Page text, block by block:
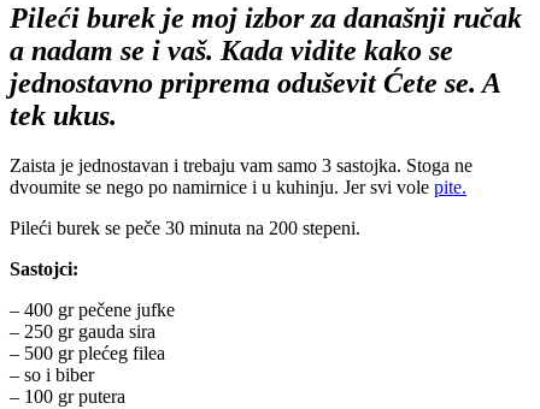
Pileći burek je moj izbor za današnji ručak
a nadam se i vaš. Kada vidite kako se
jednostavno priprema oduševit Ćete se. A
tek ukus.
Zaista je jednostavan i trebaju vam samo 3 sastojka. Stoga ne
dvoumite se nego po namirnice i u kuhinju. Jer svi vole pite.
Pileći burek se peče 30 minuta na 200 stepeni.
Sastojci:
– 400 gr pečene jufke
– 250 gr gauda sira
– 500 gr plećeg filea
– so i biber
– 100 gr putera